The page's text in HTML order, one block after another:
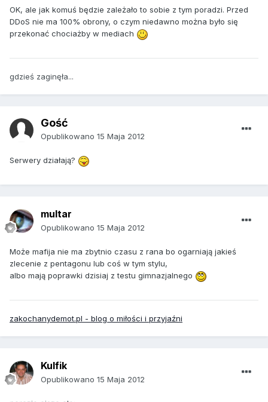
OK, ale jak komuś będzie zależało to sobie z tym poradzi. Przed
DDoS nie ma 100% obrony, o czym niedawno można było się
przekonać chociażby w mediach
gdzieś zaginęła...
Gość
Opublikowano 15 Maja 2012
Serwery działają?
multar
Opublikowano 15 Maja 2012
Może mafija nie ma zbytnio czasu z rana bo ogarniają jakieś
zlecenie z pentagonu lub coś w tym stylu,
albo mają poprawki dzisiaj z testu gimnazjalnego
zakochanydemot.pl - blog o miłości i przyjaźni
Kulfik
Opublikowano 15 Maja 2012